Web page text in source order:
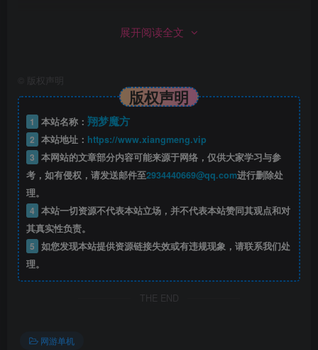
展开阅读全文
版权声明
版权声明
1 本站名称： 翔梦魔方
2 本站地址： https://www.xiangmeng.vip
3 本网站的文章部分内容可能来源于网络，仅供大家学习与参
考，如有侵权，请发送邮件至2934440669@qq.com进行删除处
理。
4 本站一切资源不代表本站立场，并不代表本站赞同其观点和对
其真实性负责。
5 如您发现本站提供资源链接失效或有违规现象，请联系我们处
理。
THE END
网游单机